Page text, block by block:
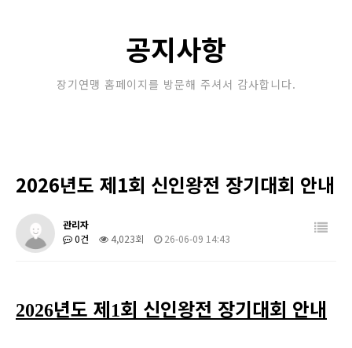
포토갤러리
공지사항
장기연맹 홈페이지를 방문해 주셔서 감사합니다.
2026년도 제1회 신인왕전 장기대회 안내
관리자
0건
4,023회 26-06-09 14:43
2026년도 제1회 신인왕전 장기대회 안내